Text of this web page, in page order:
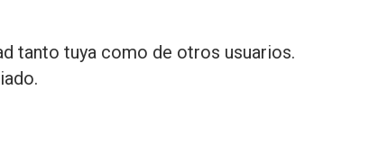
tanto tuya como de otros usuarios.